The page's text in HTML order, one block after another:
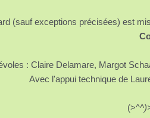
(sauf exceptions précisées) est
: Claire Delamare, Margot
Avec l'appui technique de
(>^